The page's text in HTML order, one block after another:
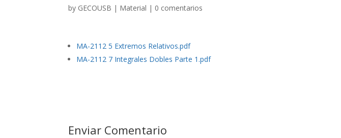
by GECOUSB | Material | 0 comentarios
MA-2112 5 Extremos Relativos.pdf
MA-2112 7 Integrales Dobles Parte 1.pdf
Enviar Comentario